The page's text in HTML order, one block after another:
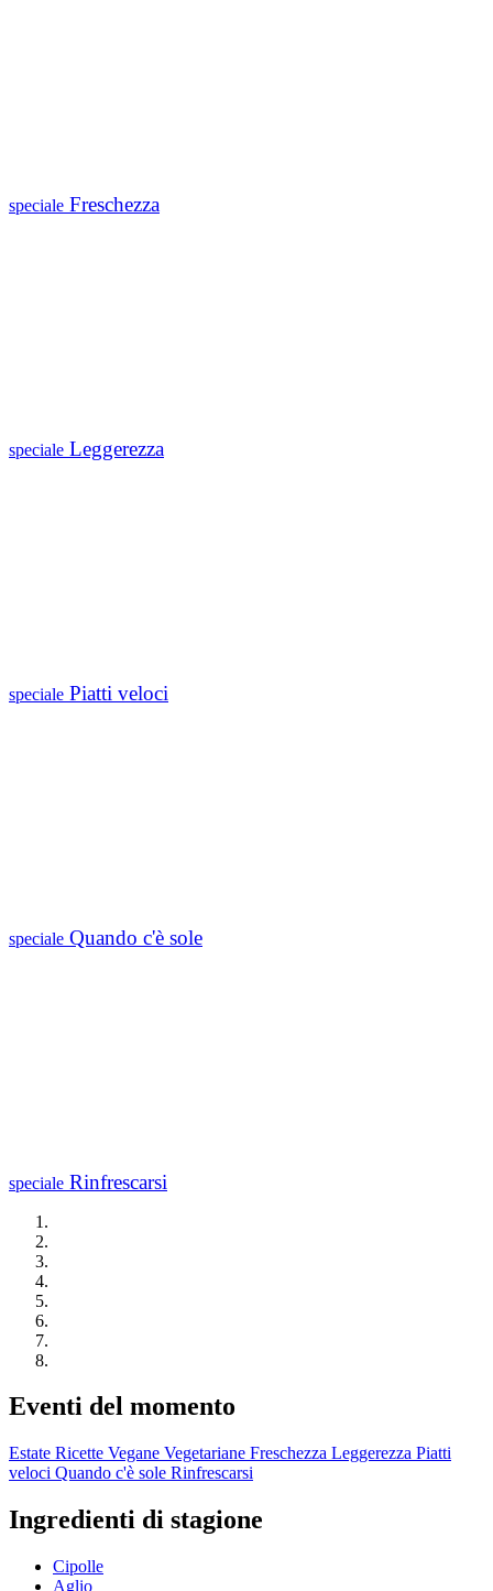
speciale Freschezza
speciale Leggerezza
speciale Piatti veloci
speciale Quando c'è sole
speciale Rinfrescarsi
Eventi del momento
Estate Ricette Vegane Vegetariane Freschezza Leggerezza Piatti
veloci Quando c'è sole Rinfrescarsi
Ingredienti di stagione
Cipolle
Aglio